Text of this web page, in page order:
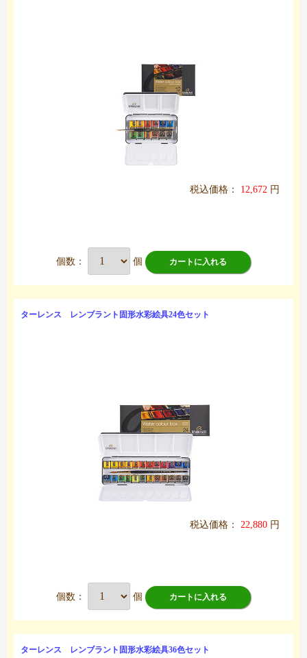
税込価格： 12,672 円
個数： 個 カートに入れる
ターレンス レンブラント固形水彩絵具24色セット
税込価格： 22,880 円
個数： 個 カートに入れる
ターレンス レンブラント固形水彩絵具36色セット